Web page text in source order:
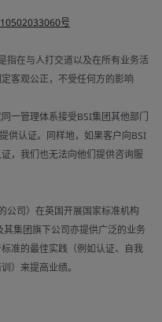
号
指在与人打交道以及在所有业务活
客观公正，不受任何方的影响
一管理体系接受BSI集团其他部门
供认证。同样地，如果客户向BSI
，我们也无法向他们提供咨询服
公司）在英国开展国家标准机构
集团旗下公司亦提供广泛的业务
准的最佳实践（例如认证、自我
）来提高业绩。